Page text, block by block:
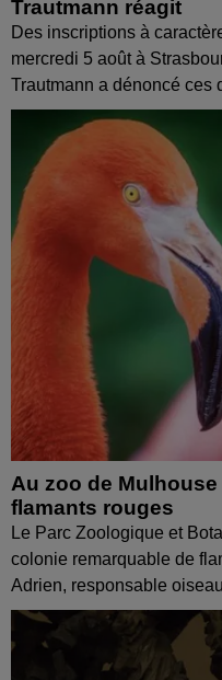
Trautmann réagit
Des inscriptions à
mercredi 5 août à
Trautmann a dénoncé ces
Au zoo de
flamants rouges
Le Parc Zoologique et
colonie remarquable de
Adrien, responsable